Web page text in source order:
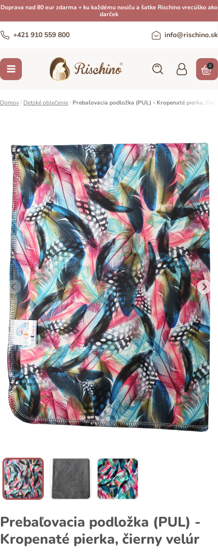
Doprava nad 80 eur zdarma + ku každému nosiču a šatke Rischino vrecúško ako
darček
+421 910 559 800 info@rischino.sk
0
Domov/ Detské oblečenie/ Prebaľovacia podložka (PUL) - Kropenaté pierka,
Prebaľovacia podložka (PUL) -
Kropenaté pierka, čierny velúr